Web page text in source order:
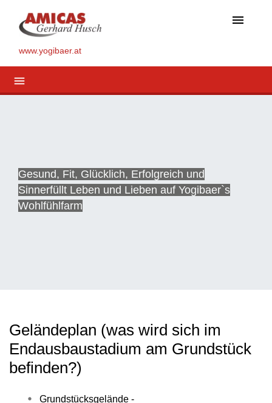
menu
www.yogibaer.at
menu
Gesund, Fit, Glücklich, Erfolgreich und
Sinnerfüllt Leben und Lieben auf Yogibaer`s
Wohlfühlfarm
Geländeplan (was wird sich im
Endausbaustadium am Grundstück
befinden?)
Grundstücksgelände -